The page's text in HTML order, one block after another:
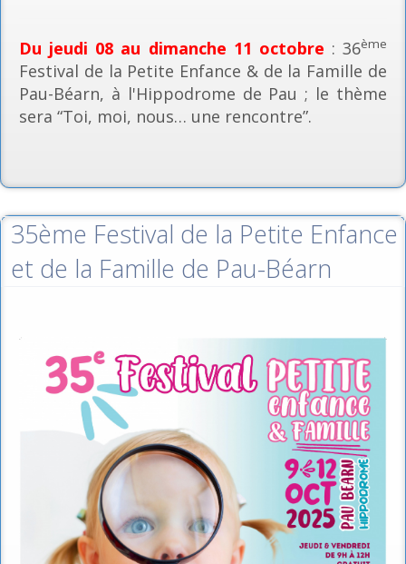
Du jeudi 08 au dimanche 11 octobre : 36ème
Festival de la Petite Enfance & de la Famille de
Pau-Béarn, à l'Hippodrome de Pau ; le thème
sera “Toi, moi, nous… une rencontre”.
35ème Festival de la Petite Enfance
et de la Famille de Pau-Béarn